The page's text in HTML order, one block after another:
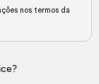
nos termos da